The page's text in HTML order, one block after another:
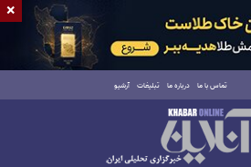
تماس با ما درباره ما تبلیغات آرشیو
×